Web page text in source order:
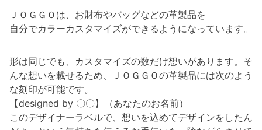
ＪＯＧＧＯは、お財布やバッグなどの革製品を
自分でカラーカスタマイズができるようになっています。
形は同じでも、カスタマイズの数だけ想いがあります。そ
んな想いを載せるため、ＪＯＧＧＯの革製品には次のよう
な刻印が可能です。
【designed by 〇〇】（あなたのお名前）
このデザイナーラベルで、想いを込めてデザインをしたん